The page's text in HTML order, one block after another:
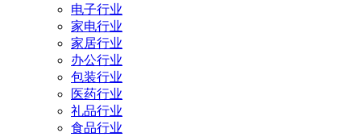
电子行业
家电行业
家居行业
办公行业
包装行业
医药行业
礼品行业
食品行业